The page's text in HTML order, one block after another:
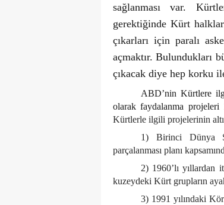
sağlanması var.
gerektiğinde Kürt
çıkarları için paralı
açmaktır. Bulundukları
çıkacak diye hep korku
ABD’nin Kürtlere
olarak faydalanma projeleri
Kürtlerle ilgili projelerinin altı
1) Birinci Dünya
parçalanması planı
2) 1960’lı yıllardan
kuzeydeki Kürt grupların
3) 1991 yılındaki